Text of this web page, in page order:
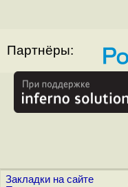
Партнёры:
Закладки на сайте